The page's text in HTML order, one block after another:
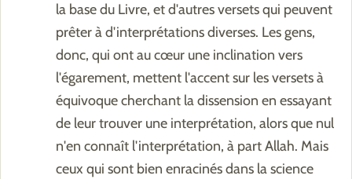
la base du Livre, et d'autres versets qui peuvent
prêter à d'interprétations diverses. Les gens,
donc, qui ont au cœur une inclination vers
l'égarement, mettent l'accent sur les versets à
équivoque cherchant la dissension en essayant
de leur trouver une interprétation, alors que nul
n'en connaît l'interprétation, à part Allah. Mais
ceux qui sont bien enracinés dans la science